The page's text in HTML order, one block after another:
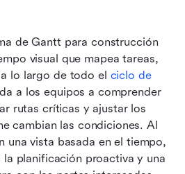
de Gantt para construcción
visual que mapea tareas,
lo largo de todo el ciclo de
a los equipos a comprender
rutas críticas y ajustar los
cambian las condiciones. Al
una vista basada en el tiempo,
planificación proactiva y una